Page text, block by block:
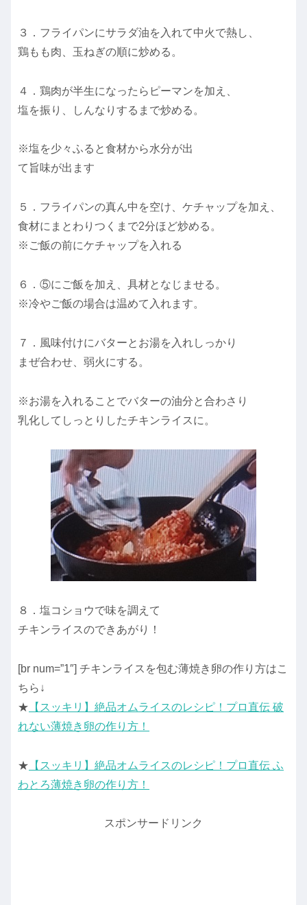
３．フライパンにサラダ油を入れて中火で熱し、
鶏もも肉、玉ねぎの順に炒める。
４．鶏肉が半生になったらピーマンを加え、
塩を振り、しんなりするまで炒める。
※塩を少々ふると食材から水分が出
て旨味が出ます
５．フライパンの真ん中を空け、ケチャップを加え、
食材にまとわりつくまで2分ほど炒める。
※ご飯の前にケチャップを入れる
６．⑤にご飯を加え、具材となじませる。
※冷やご飯の場合は温めて入れます。
７．風味付けにバターとお湯を入れしっかり
まぜ合わせ、弱火にする。
※お湯を入れることでバターの油分と合わさり
乳化してしっとりしたチキンライスに。
８．塩コショウで味を調えて
チキンライスのできあがり！
[br num=”1″] チキンライスを包む薄焼き卵の作り方はこ
ちら↓
★ 【スッキリ】絶品オムライスのレシピ！プロ直伝 破
れない薄焼き卵の作り方！
★ 【スッキリ】絶品オムライスのレシピ！プロ直伝 ふ
わとろ薄焼き卵の作り方！
スポンサードリンク